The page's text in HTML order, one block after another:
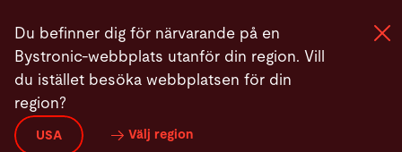
huvudinnehåll
Du befinner dig för närvarande på en
Bystronic-webbplats utanför din region. Vill
du istället besöka webbplatsen för din
region?
USA Välj region
Maskiner och programvara